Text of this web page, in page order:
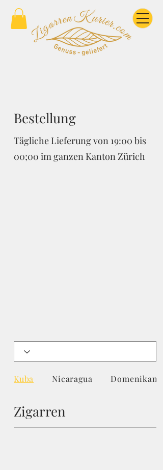
Bestellung
Tägliche Lieferung von 19:00 bis
00;00 im ganzen Kanton Zürich
Zigarren
Kuba Nicaragua